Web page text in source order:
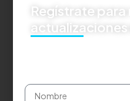
Regístrate para
actualizaciones